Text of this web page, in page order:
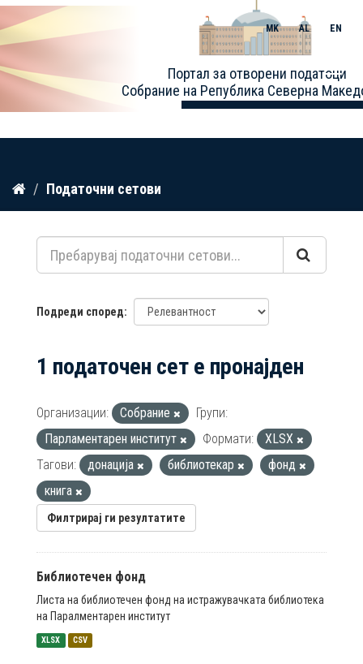
Прескокнете
содржина
Портал за отворени податоци
Собрание на Република Северна
MK AL EN
Toggle
Податочни сетови
Подреди според
1 податочен сет е пронајден
Организации: Собрание
Групи:
Парламентарен институт
Формати:
XLSX
Тагови:
донација библиотекар
фонд
книга
Филтрирај ги резултатите
Библиотечен фонд
Листа на библиотечен фонд на истражувачката библиотека
на Паралментарен институт
XLSX CSV